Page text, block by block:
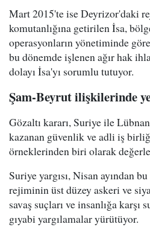
Mart 2015'te ise Deyrizor'daki
komutanlığına getirilen İsa,
operasyonların yönetiminde
bu dönemde işlenen ağır hak
dolayı İsa'yı sorumlu tutuyor.
Şam-Beyrut ilişkilerinde
Gözaltı kararı, Suriye ile
kazanan güvenlik ve adli iş
örneklerinden biri olarak
Suriye yargısı, Nisan ayından
rejiminin üst düzey askeri ve
savaş suçları ve insanlığa karşı
gıyabi yargılamalar yürütüyor.